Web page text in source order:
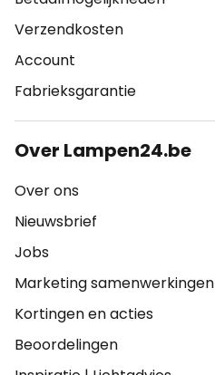
Verzendkosten
Account
Fabrieksgarantie
Over Lampen24.be
Over ons
Nieuwsbrief
Jobs
Marketing samenwerkingen
Kortingen en acties
Beoordelingen